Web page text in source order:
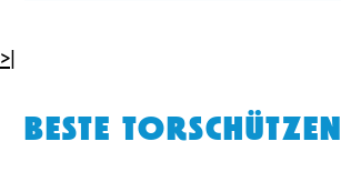
>|
BESTE TORSCHÜTZEN